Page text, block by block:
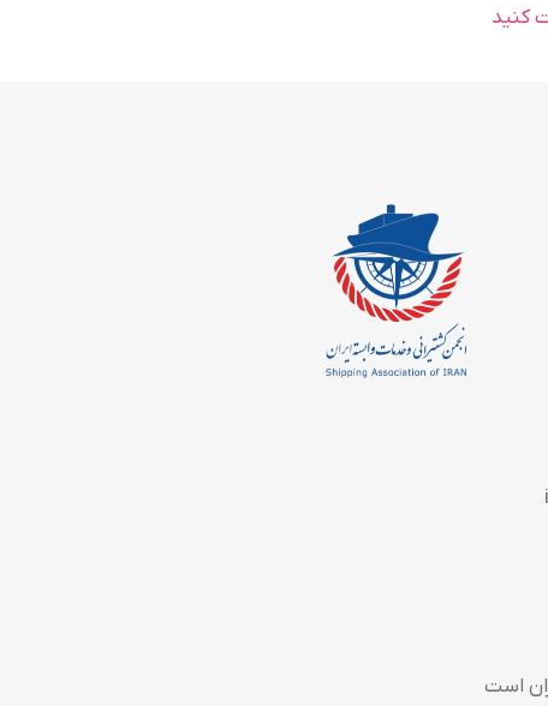
کنید
است